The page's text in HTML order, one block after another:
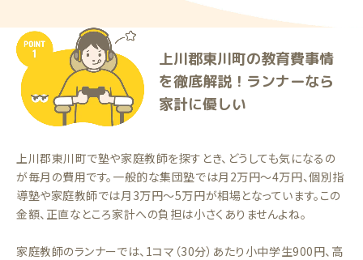
上川郡東川町の教育費事情
を徹底解説！ランナーなら
家計に優しい
上川郡東川町で塾や家庭教師を探すとき、どうしても気になるの
が毎月の費用です。一般的な集団塾では月2万円〜4万円、個別指
導塾や家庭教師では月3万円〜5万円が相場となっています。この
金額、正直なところ家計への負担は小さくありませんよね。
家庭教師のランナーでは、1コマ（30分）あたり小中学生900円、高